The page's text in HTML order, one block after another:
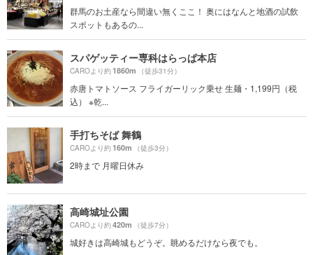
群馬のお土産なら間違い無くここ！ 奥にはなんと地酒の試飲
スポットもあるの...
スパゲッティー専科はらっぱ本店
CAROより約1860m （徒歩31分）
赤唐トマトソース フライガーリック乗せ 生麺・1,199円（税
込） ※乾...
手打ちそば 舞鶴
CAROより約160m （徒歩3分）
2時まで 月曜日休み
高崎城址公園
CAROより約420m （徒歩7分）
城好きは高崎城もどうぞ。眺めるだけなら夜でも。